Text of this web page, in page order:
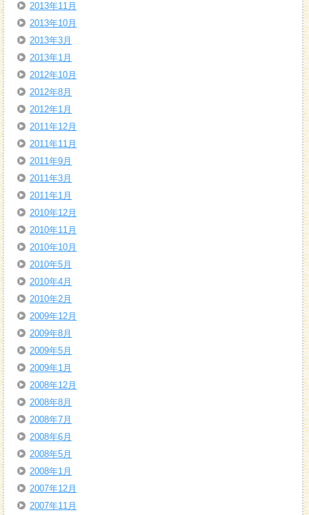
2013年11月
2013年10月
2013年3月
2013年1月
2012年10月
2012年8月
2012年1月
2011年12月
2011年11月
2011年9月
2011年3月
2011年1月
2010年12月
2010年11月
2010年10月
2010年5月
2010年4月
2010年2月
2009年12月
2009年8月
2009年5月
2009年1月
2008年12月
2008年8月
2008年7月
2008年6月
2008年5月
2008年1月
2007年12月
2007年11月